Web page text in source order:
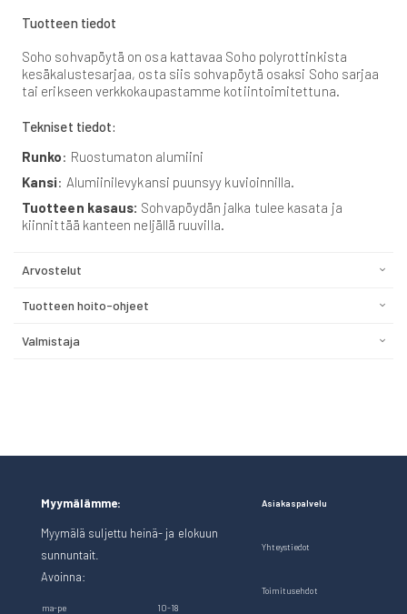
Tuotteen tiedot
Soho sohvapöytä on osa kattavaa Soho polyrottinkista
kesäkalustesarjaa, osta siis sohvapöytä osaksi Soho sarjaa
tai erikseen verkkokaupastamme kotiintoimitettuna.
Tekniset tiedot:
Runko: Ruostumaton alumiini
Kansi: Alumiinilevykansi puunsyy kuvioinnilla.
Tuotteen kasaus: Sohvapöydän jalka tulee kasata ja
kiinnittää kanteen neljällä ruuvilla.
Arvostelut
Tuotteen hoito-ohjeet
Valmistaja
Myymälämme:
Myymälä suljettu heinä- ja elokuun
sunnuntait.
Avoinna:
ma-pe 10-18
Asiakaspalvelu
Yhteystiedot
Toimitusehdot